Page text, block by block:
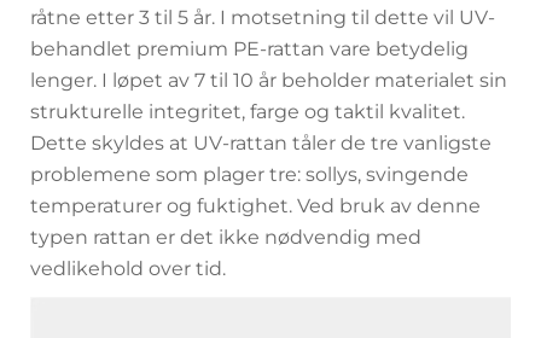
råtne etter 3 til 5 år. I motsetning til dette vil UV-
behandlet premium PE-rattan vare betydelig
lenger. I løpet av 7 til 10 år beholder materialet sin
strukturelle integritet, farge og taktil kvalitet.
Dette skyldes at UV-rattan tåler de tre vanligste
problemene som plager tre: sollys, svingende
temperaturer og fuktighet. Ved bruk av denne
typen rattan er det ikke nødvendig med
vedlikehold over tid.